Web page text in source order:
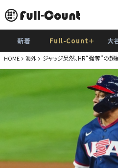
新着 Full-Count＋ 大
HOME 海外 ジャッジ呆然、HR“強奪”の